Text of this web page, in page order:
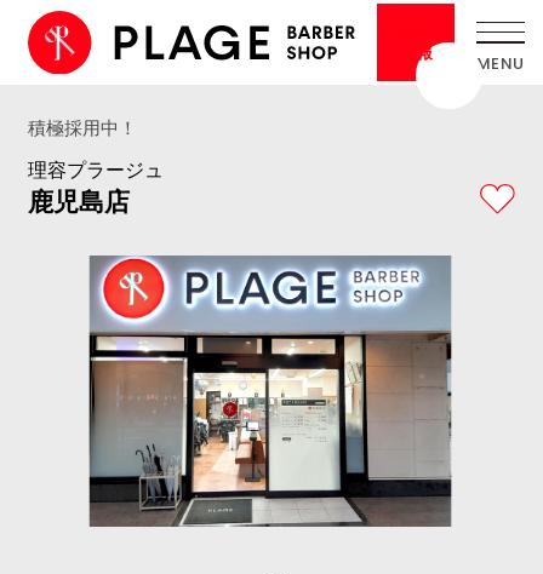
情報
積極採用中！
理容プラージュ
鹿児島店